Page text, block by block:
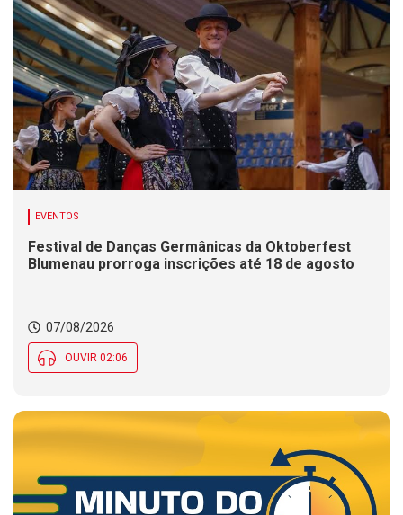
EVENTOS
Festival de Danças Germânicas da Oktoberfest
Blumenau prorroga inscrições até 18 de agosto
07/08/2026
OUVIR 02:06